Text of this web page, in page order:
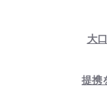
大
提携